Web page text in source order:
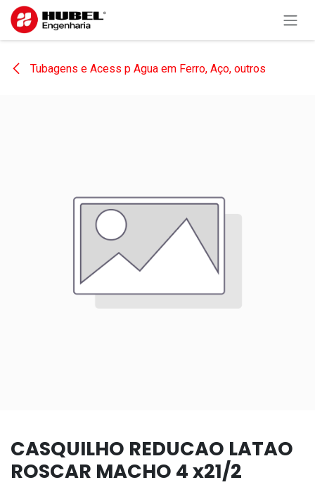
Pular para o conteúdo
Tubagens e Acess p Agua em Ferro, Aço, outros
CASQUILHO REDUCAO LATAO
ROSCAR MACHO 4 x21/2